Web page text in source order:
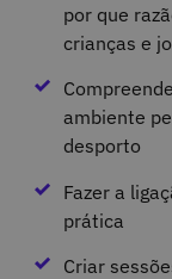
por que
crianças e
ambiente
desporto
Fazer a
prática
Criar